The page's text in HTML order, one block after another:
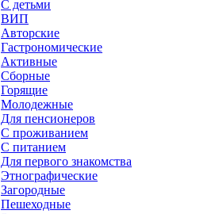
С детьми
ВИП
Авторские
Гастрономические
Активные
Сборные
Горящие
Молодежные
Для пенсионеров
С проживанием
С питанием
Для первого знакомства
Этнографические
Загородные
Пешеходные